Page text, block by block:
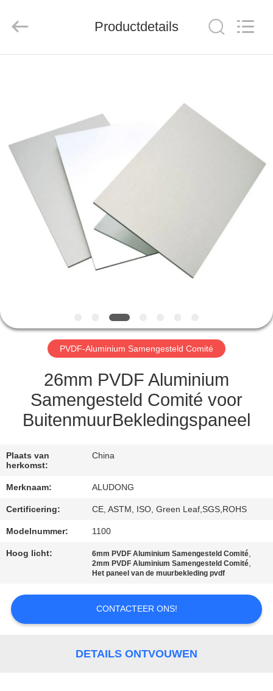
OVER
ONS
FABRIEKSTOUR
KWALITEITSCONTROLE
MET
ONS
NIEUWS
VRAAG
EEN
OFFERTE
SITEMAP
Co.,
Reserved.
Productdetails
PVDF-Aluminium Samengesteld Comité
26mm PVDF Aluminium
Samengesteld Comité voor
BuitenmuurBekledingspaneel
Plaats van
herkomst:
China
Merknaam: ALUDONG
Certificering: CE, ASTM, ISO, Green Leaf,SGS,ROHS
Modelnummer: 1100
Hoog licht: 6mm PVDF Aluminium Samengesteld Comité,
2mm PVDF Aluminium Samengesteld Comité,
Het paneel van de muurbekleding pvdf
CONTACTEER ONS!
DETAILS ONTVOUWEN